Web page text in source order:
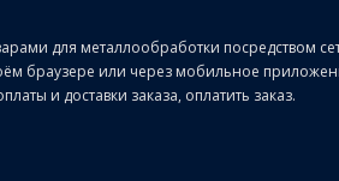
для металлообработки посредством
браузере или через мобильное
и доставки заказа, оплатить заказ.